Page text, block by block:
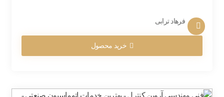
فرهاد ترابی
خرید محصول